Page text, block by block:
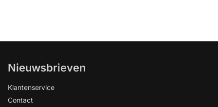
Nieuwsbrieven
Klantenservice
Contact